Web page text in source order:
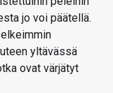
jo voi päätellä.
yltävässä
ovat värjätyt